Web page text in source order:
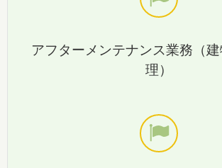
アフターメンテナンス業務（
理）